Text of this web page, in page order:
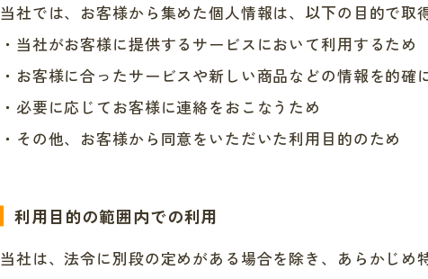
当社では、お客様から集めた個人情報は、以下の目的で取
・当社がお客様に提供するサービスにおいて利用するため
・お客様に合ったサービスや新しい商品などの情報を的確
・必要に応じてお客様に連絡をおこなうため
・その他、お客様から同意をいただいた利用目的のため
利用目的の範囲内での利用
当社は、法令に別段の定めがある場合を除き、あらかじ